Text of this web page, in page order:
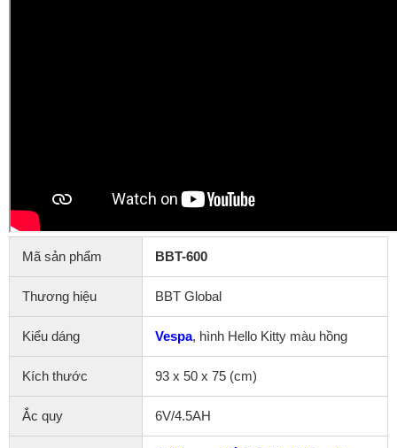
Mã sản phẩm BBT-600
Thương hiệu BBT Global
Kiểu dáng Vespa, hình Hello Kitty màu hồng
Kích thước 93 x 50 x 75 (cm)
Ắc quy 6V/4.5AH